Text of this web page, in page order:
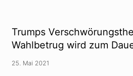
n
u
n
g
t
h
w
ö
r
u
n
Trumps
Wahlbetrug wird zum
25. Mai 2021